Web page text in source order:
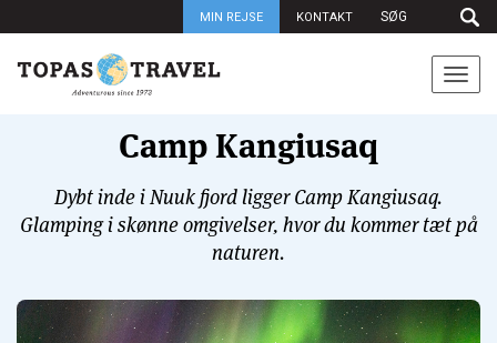
MIN REJSE KONTAKT
Camp Kangiusaq
Dybt inde i Nuuk fjord ligger Camp Kangiusaq.
Glamping i skønne omgivelser, hvor du kommer tæt på
naturen.